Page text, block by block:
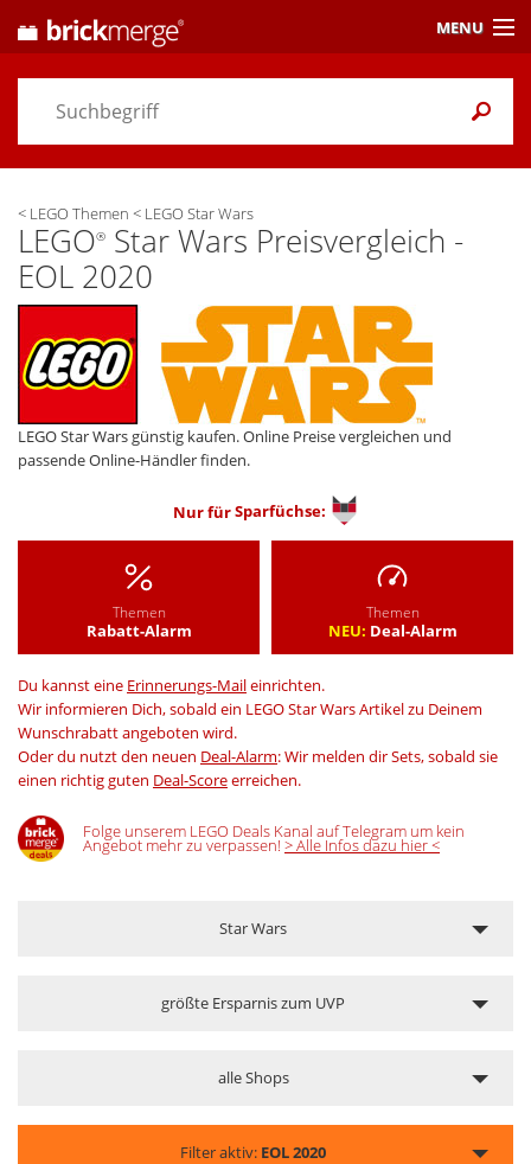
< LEGO Themen < LEGO Star Wars
LEGO® Star Wars Preisvergleich -
EOL 2020
LEGO Star Wars günstig kaufen. Online Preise vergleichen und
passende Online-Händler finden.
Nur fürSparfüchse:
Themen
Rabatt-Alarm
Themen
NEU: Deal-Alarm
Du kannst eine Erinnerungs-Maileinrichten.
Wir informieren Dich, sobald ein LEGO Star Wars Artikel zu Deinem
Wunschrabatt angeboten wird.
Oder du nutzt den neuen Deal-Alarm: Wir melden dir Sets, sobald sie
einen richtig guten Deal-Scoreerreichen.
Folge unserem LEGO Deals Kanal auf Telegram um kein
Angebot mehr zu verpassen! > Alle Infos dazu hier <
Star Wars
größte Ersparnis zum UVP
alle Shops
Filter aktiv: EOL 2020
MENU
Preisvergleich
Themen/ Händler
Alarme & Wunschlisten